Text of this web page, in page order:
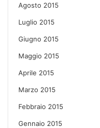
Agosto 2015
Luglio 2015
Giugno 2015
Maggio 2015
Aprile 2015
Marzo 2015
Febbraio 2015
Gennaio 2015